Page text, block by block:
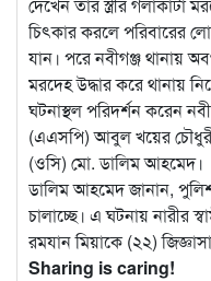
চিৎকার করলে পরিবারের
যান। পরে নবীগঞ্জ থানায়
মরদেহ উদ্ধার করে থানায়
ঘটনাস্থল পরিদর্শন করেন
(এএসপি) আবুল খয়ের চৌধুরী
(ওসি) মো. ডালিম আহমেদ।
ডালিম আহমেদ জানান,
চালাচ্ছে। এ ঘটনায় নারীর
রমযান মিয়াকে (২২)
Sharing is caring!